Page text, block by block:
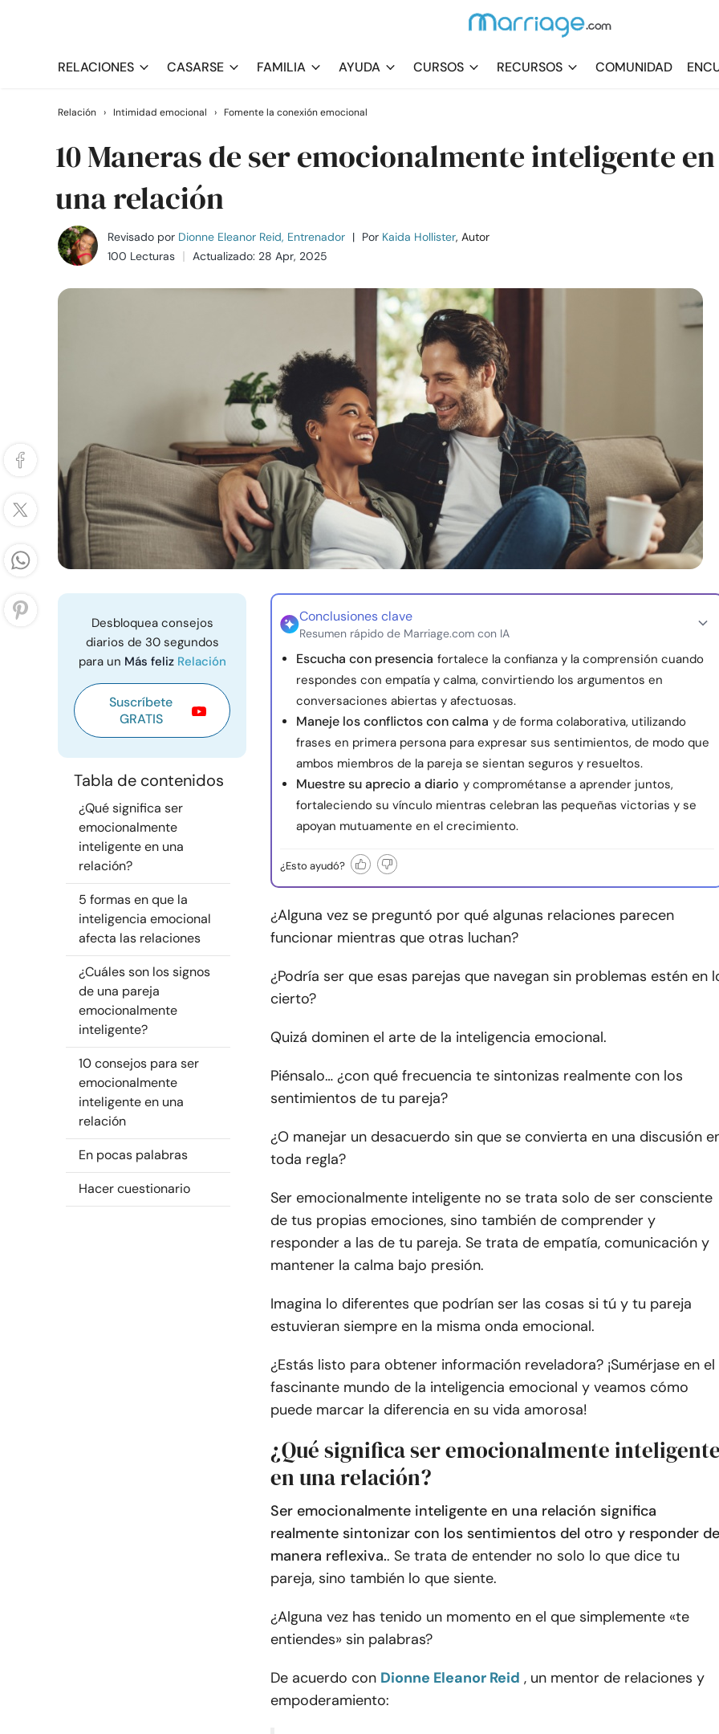
RELACIONES CASARSE FAMILIA AYUDA CURSOS RECURSOS COMUNIDAD
Relación › Intimidad emocional › Fomente la conexión emocional
10 Maneras de ser emocionalmente inteligente en
una relación
Revisado por Dionne Eleanor Reid, Entrenador | Por Kaida Hollister, Autor
100 Lecturas
Actualizado: 28 Apr, 2025
Desbloquea consejos
diarios de 30 segundos
para un Más feliz Relación
Suscríbete
GRATIS
Tabla de contenidos
¿Qué significa ser
emocionalmente
inteligente en una
relación?
5 formas en que la
inteligencia emocional
afecta las relaciones
¿Cuáles son los signos
de una pareja
emocionalmente
inteligente?
10 consejos para ser
emocionalmente
inteligente en una
relación
En pocas palabras
Hacer cuestionario
Conclusiones clave
Resumen rápido de Marriage.com con IA
Escucha con presencia fortalece la confianza y la comprensión cuando
respondes con empatía y calma, convirtiendo los argumentos en
conversaciones abiertas y afectuosas.
Maneje los conflictos con calma y de forma colaborativa, utilizando
frases en primera persona para expresar sus sentimientos, de modo que
ambos miembros de la pareja se sientan seguros y resueltos.
Muestre su aprecio a diario y comprométanse a aprender juntos,
fortaleciendo su vínculo mientras celebran las pequeñas victorias y se
apoyan mutuamente en el crecimiento.
¿Esto ayudó?
¿Alguna vez se preguntó por qué algunas relaciones parecen
funcionar mientras que otras luchan?
¿Podría ser que esas parejas que navegan sin problemas estén en
cierto?
Quizá dominen el arte de la inteligencia emocional.
Piénsalo… ¿con qué frecuencia te sintonizas realmente con los
sentimientos de tu pareja?
¿O manejar un desacuerdo sin que se convierta en una discusión
toda regla?
Ser emocionalmente inteligente no se trata solo de ser consciente
de tus propias emociones, sino también de comprender y
responder a las de tu pareja. Se trata de empatía, comunicación y
mantener la calma bajo presión.
Imagina lo diferentes que podrían ser las cosas si tú y tu pareja
estuvieran siempre en la misma onda emocional.
¿Estás listo para obtener información reveladora? ¡Sumérjase en el
fascinante mundo de la inteligencia emocional y veamos cómo
puede marcar la diferencia en su vida amorosa!
¿Qué significa ser emocionalmente
en una relación?
Ser emocionalmente inteligente en una relación significa
realmente sintonizar con los sentimientos del otro y responder de
manera reflexiva.. Se trata de entender no solo lo que dice tu
pareja, sino también lo que siente.
¿Alguna vez has tenido un momento en el que simplemente «te
entiendes» sin palabras?
De acuerdo con Dionne Eleanor Reid , un mentor de relaciones y
empoderamiento: